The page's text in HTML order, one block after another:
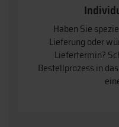
Haben Sie
Lieferung oder
Liefertermin?
Bestellprozess in